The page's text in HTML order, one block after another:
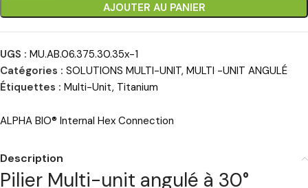
AJOUTER AU PANIER
UGS : MU.AB.06.375.30.35x-1
Catégories : SOLUTIONS MULTI-UNIT, MULTI -UNIT ANGULÉ
Étiquettes : Multi-Unit, Titanium
ALPHA BIO® Internal Hex Connection
Description
Pilier Multi-unit angulé à 30°